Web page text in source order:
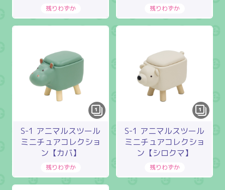
1
S-1 アニマルスツール
ミニチュアコレクショ
ン【カバ】
1
S-1 アニマルスツール
ミニチュアコレクショ
ン【シロクマ】